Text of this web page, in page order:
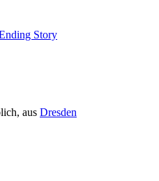
Story
aus Dresden